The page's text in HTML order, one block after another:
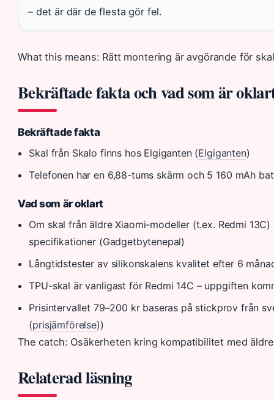
– det är där de flesta gör fel.
What this means: Rätt montering är avgörande för
Bekräftade fakta och vad som är
Bekräftade fakta
Skal från Skalo finns hos Elgiganten (Elgiganten)
Telefonen har en 6,88-tums skärm och 5 160 mAh
Vad som är oklart
Om skal från äldre Xiaomi-modeller (t.ex. Redmi
specifikationer (Gadgetbytenepal)
Långtidstester av silikonskalens kvalitet efter 6
TPU-skal är vanligast för Redmi 14C – uppgiften
Prisintervallet 79–200 kr baseras på stickprov från
(prisjämförelse))
The catch: Osäkerheten kring kompatibilitet med
Relaterad läsning